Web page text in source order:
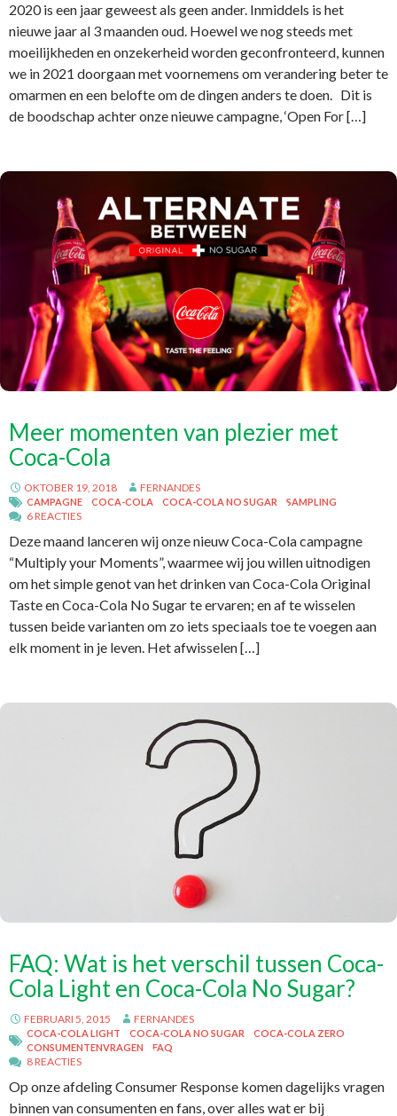
2020 is een jaar geweest als geen ander. Inmiddels is het
nieuwe jaar al 3 maanden oud. Hoewel we nog steeds met
moeilijkheden en onzekerheid worden geconfronteerd, kunnen
we in 2021 doorgaan met voornemens om verandering beter te
omarmen en een belofte om de dingen anders te doen. Dit is
de boodschap achter onze nieuwe campagne, ‘Open For […]
Meer momenten van plezier met
Coca-Cola
OKTOBER 19, 2018 FERNANDES
CAMPAGNE COCA-COLA COCA-COLA NO SUGAR SAMPLING
6 REACTIES
Deze maand lanceren wij onze nieuw Coca-Cola campagne
“Multiply your Moments”, waarmee wij jou willen uitnodigen
om het simple genot van het drinken van Coca-Cola Original
Taste en Coca-Cola No Sugar te ervaren; en af te wisselen
tussen beide varianten om zo iets speciaals toe te voegen aan
elk moment in je leven. Het afwisselen […]
FAQ: Wat is het verschil tussen Coca-
Cola Light en Coca-Cola No Sugar?
FEBRUARI 5, 2015 FERNANDES
COCA-COLA LIGHT COCA-COLA NO SUGAR
COCA-COLA ZERO
CONSUMENTENVRAGEN
FAQ
8 REACTIES
Op onze afdeling Consumer Response komen dagelijks vragen
binnen van consumenten en fans, over alles wat er bij